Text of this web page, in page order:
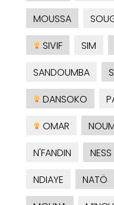
MOUSSA
SIVIF
SIM
SANDOUMBA
DANSOKO
OMAR
N'FANDIN
NESS
NDIAYE
NATÖ